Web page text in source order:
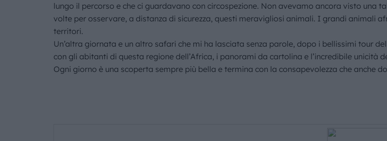
lungo il percorso e che ci guardavano con circospezione. Non avevamo ancora visto una
volte per osservare, a distanza di sicurezza, questi meravigliosi animali. I grandi animali
territori.
Un’altra giornata e un altro safari che mi ha lasciata senza parole, dopo i bellissimi tour
con gli abitanti di questa regione dell’Africa, i panorami da cartolina e l’incredibile unicità
Ogni giorno è una scoperta sempre più bella e termina con la consapevolezza che anche